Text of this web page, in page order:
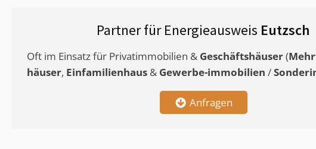
Partner für Energieausweis Eutzsch
Oft im Einsatz für Privatimmobilien & Geschäftshäuser(
häuser, Einfamilienhaus & Gewerbe-immobilien /
Anfragen